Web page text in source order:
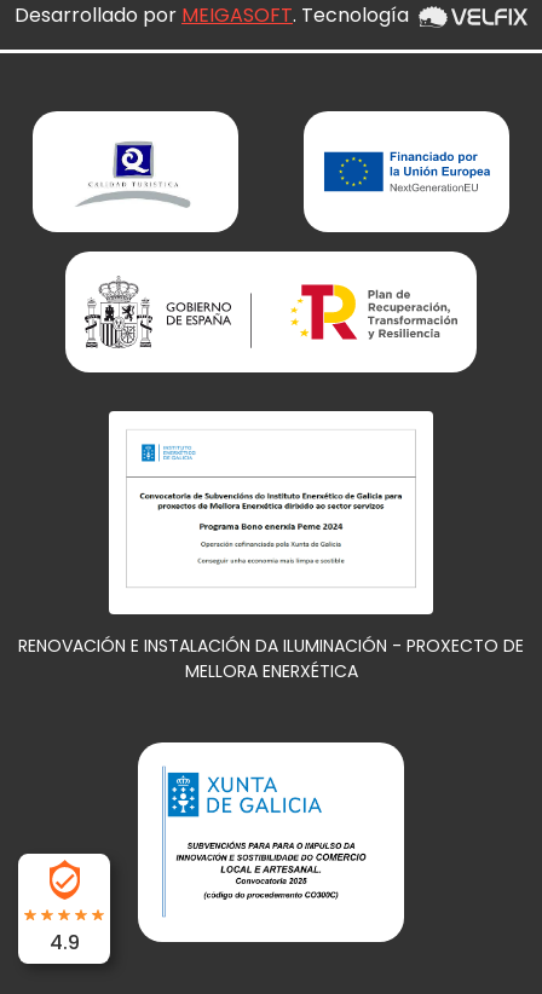
Desarrollado por MEIGASOFT. Tecnología
RENOVACIÓN E INSTALACIÓN DA ILUMINACIÓN - PROXECTO DE
MELLORA ENERXÉTICA
4.9